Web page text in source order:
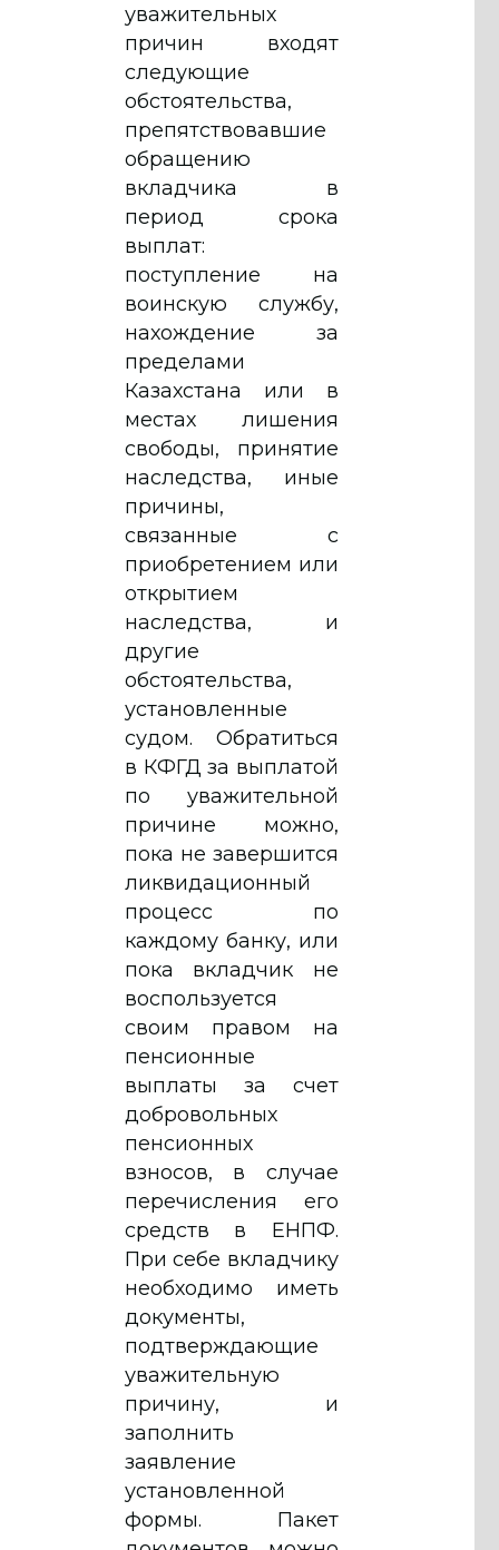
уважительных
причин входят
следующие
обстоятельства,
препятствовавшие
обращению
вкладчика в
период срока
выплат:
поступление на
воинскую службу,
нахождение за
пределами
Казахстана или в
местах лишения
свободы, принятие
наследства, иные
причины,
связанные с
приобретением или
открытием
наследства, и
другие
обстоятельства,
установленные
судом. Обратиться
в КФГД за выплатой
по уважительной
причине можно,
пока не завершится
ликвидационный
процесс по
каждому банку, или
пока вкладчик не
воспользуется
своим правом на
пенсионные
выплаты за счет
добровольных
пенсионных
взносов, в случае
перечисления его
средств в ЕНПФ.
При себе вкладчику
необходимо иметь
документы,
подтверждающие
уважительную
причину, и
заполнить
заявление
установленной
формы. Пакет